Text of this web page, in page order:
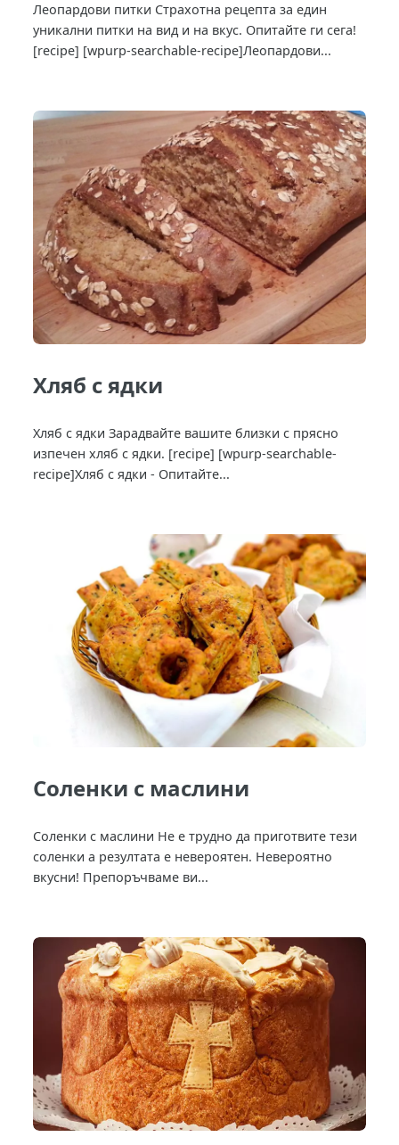
Леопардови питки Страхотна рецепта за един
уникални питки на вид и на вкус. Опитайте ги сега!
[recipe] [wpurp-searchable-recipe]Леопардови...
Хляб с ядки
Хляб с ядки Зарадвайте вашите близки с прясно
изпечен хляб с ядки. [recipe] [wpurp-searchable-
recipe]Хляб с ядки - Опитайте...
Соленки с маслини
Соленки с маслини Не е трудно да приготвите тези
соленки а резултата е невероятен. Невероятно
вкусни! Препоръчваме ви...